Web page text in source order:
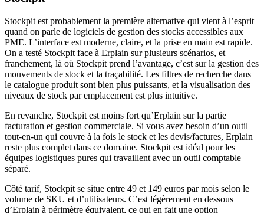
Stockpit est probablement la première alternative qui vient à l’esprit
quand on parle de logiciels de gestion des stocks accessibles aux
PME. L’interface est moderne, claire, et la prise en main est rapide.
On a testé Stockpit face à Erplain sur plusieurs scénarios, et
franchement, là où Stockpit prend l’avantage, c’est sur la gestion des
mouvements de stock et la traçabilité. Les filtres de recherche dans
le catalogue produit sont bien plus puissants, et la visualisation des
niveaux de stock par emplacement est plus intuitive.
En revanche, Stockpit est moins fort qu’Erplain sur la partie
facturation et gestion commerciale. Si vous avez besoin d’un outil
tout-en-un qui couvre à la fois le stock et les devis/factures, Erplain
reste plus complet dans ce domaine. Stockpit est idéal pour les
équipes logistiques pures qui travaillent avec un outil comptable
séparé.
Côté tarif, Stockpit se situe entre 49 et 149 euros par mois selon le
volume de SKU et d’utilisateurs. C’est légèrement en dessous
d’Erplain à périmètre équivalent, ce qui en fait une option